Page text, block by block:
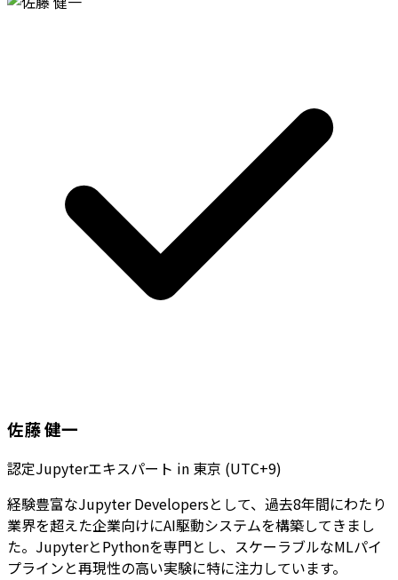
佐藤 健一
認定Jupyterエキスパート in 東京 (UTC+9)
経験豊富なJupyter Developersとして、過去8年間にわたり
業界を超えた企業向けにAI駆動システムを構築してきまし
た。JupyterとPythonを専門とし、スケーラブルなMLパイ
プラインと再現性の高い実験に特に注力しています。